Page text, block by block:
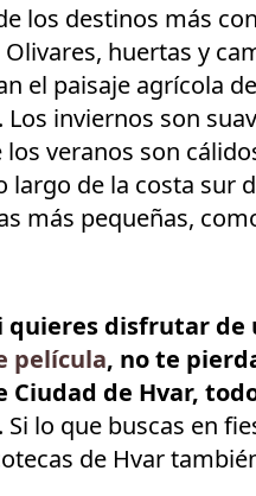
los destinos más
huertas y
el paisaje agrícola
inviernos son
veranos son
largo de la costa sur
más pequeñas,
quieres disfrutar de
película, no te
Ciudad de Hvar,
. Si lo que buscas en
de Hvar